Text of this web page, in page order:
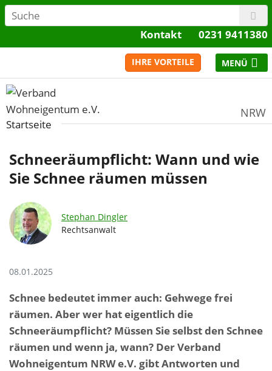
Kontakt 0231 9411380
IHRE VORTEILE
NRW
Startseite
Schneeräumpflicht: Wann und wie
Sie Schnee räumen müssen
Stephan Dingler
Rechtsanwalt
08.01.2025
Schnee bedeutet immer auch: Gehwege frei
räumen. Aber wer hat eigentlich die
Schneeräumpflicht? Müssen Sie selbst den Schnee
räumen und wenn ja, wann? Der Verband
Wohneigentum NRW e.V. gibt Antworten und